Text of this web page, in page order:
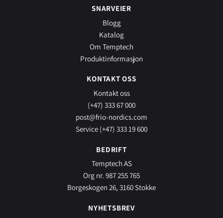
SNARVEIER
Blogg
Katalog
Om Temptech
Produktinformasjon
KONTAKT OSS
Kontakt oss
(+47) 333 67 000
post@frio-nordics.com
Service (+47) 333 19 600
BEDRIFT
Temptech AS
Org nr. 987 255 765
Borgeskogen 26, 3160 Stokke
NYHETSBREV